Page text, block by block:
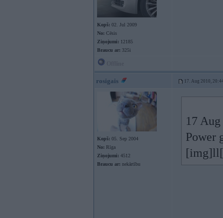
Kopš: 02. Jul 2009
No: Cēsis
Ziņojumi: 12185
Braucu ar: 325i
rosigais 17. Aug 2010,
Kopš: 05. Sep 2004
No: Rīga
Ziņojumi: 4512
Braucu ar: nekārtību
17
Power